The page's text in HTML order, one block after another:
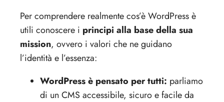
Per comprendere realmente cos’è WordPress è
utili conoscere i principi alla base della sua
mission, ovvero i valori che ne guidano
l’identità e l’essenza:
WordPress è pensato per tutti: parliamo
di un CMS accessibile, sicuro e facile da